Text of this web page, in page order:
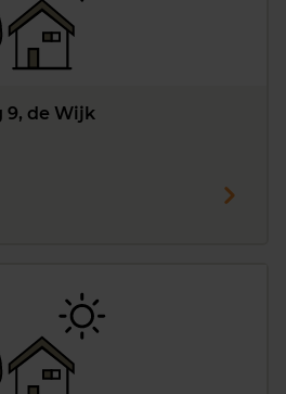
9, de Wijk